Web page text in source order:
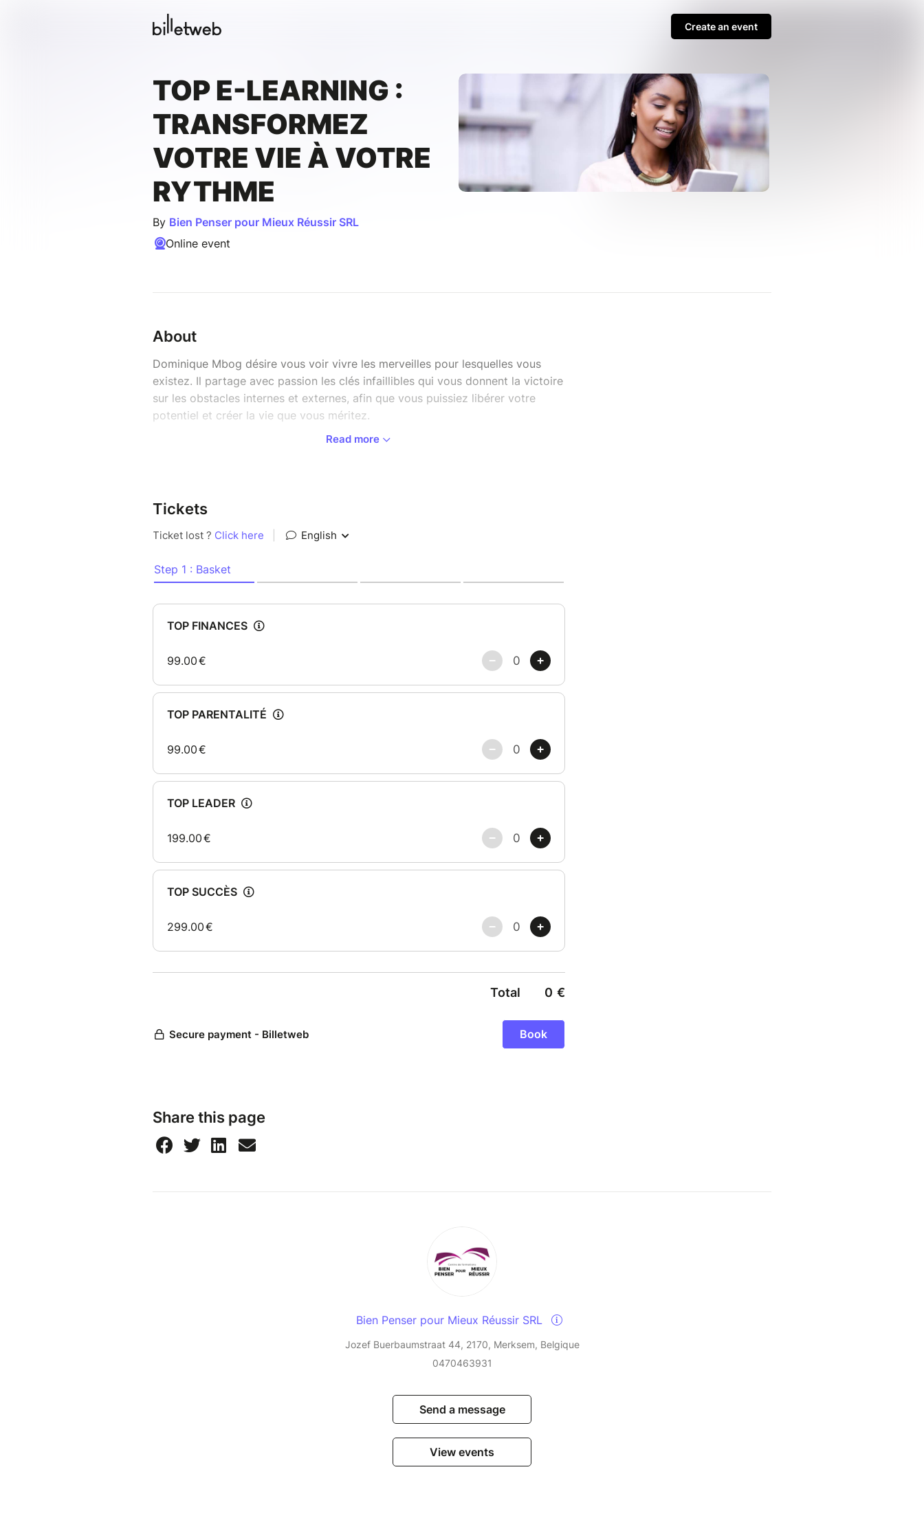
Create an event
TOP E-LEARNING :
TRANSFORMEZ
VOTRE VIE À VOTRE
RYTHME
By Bien Penser pour Mieux Réussir SRL
Online event
About
Dominique Mbog désire vous voir vivre les merveilles pour lesquelles vous
existez. Il partage avec passion les clés infaillibles qui vous donnent la victoire
sur les obstacles internes et externes, afin que vous puissiez libérer votre
potentiel et créer la vie que vous méritez.
soyez, quand vous le souhaitez.
PRENEZ EN MAIN VOTRE DESTINÉE :
Un accès illimité aux vidéos pour avancer à votre rythme
Adoptez le mode de pensée qui garantit votre prospérité à tous égards.
Votre potentiel est illimité : il attend simplement que vous lui permettiez de
Read more
Tickets
Share this page
Bien Penser pour Mieux Réussir SRL
Jozef Buerbaumstraat 44, 2170, Merksem, Belgique
0470463931
Send a message
View events